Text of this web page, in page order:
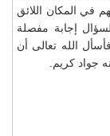
في المكان اللائق
إجابة مفصلة
الله تعالى أن
جواد كريم.